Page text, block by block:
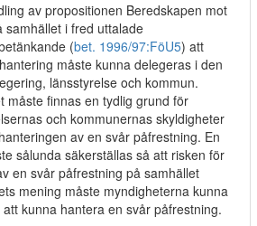
av propositionen Beredskapen mot
samhället i fred uttalade
(bet. 1996/97:FöU5) att
måste kunna delegeras i den
länsstyrelse och kommun.
måste finnas en tydlig grund för
och kommunernas skyldigheter
av en svår påfrestning. En
sålunda säkerställas så att risken för
en svår påfrestning på samhället
mening måste myndigheterna kunna
kunna hantera en svår påfrestning.